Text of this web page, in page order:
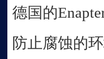
德国的
防止腐蚀的